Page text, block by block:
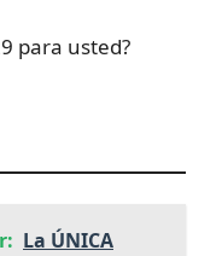
para usted?
La ÚNICA